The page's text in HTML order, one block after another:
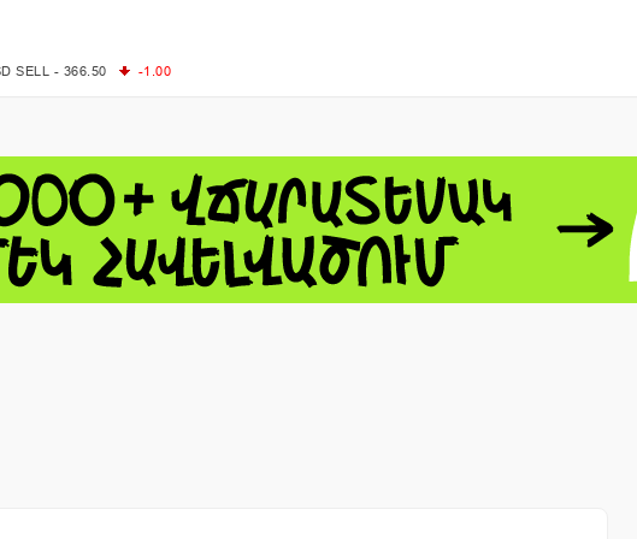
SELL - 366.50
-1.00
COPPER - 13791.00
-0.12
TIN - 55268.00
+2.50
ZINC - 3643.00
+1.43
EUR/GBP - 1.1548
+0.11
+0.11 GBP/USD - 1.3459
+0.04